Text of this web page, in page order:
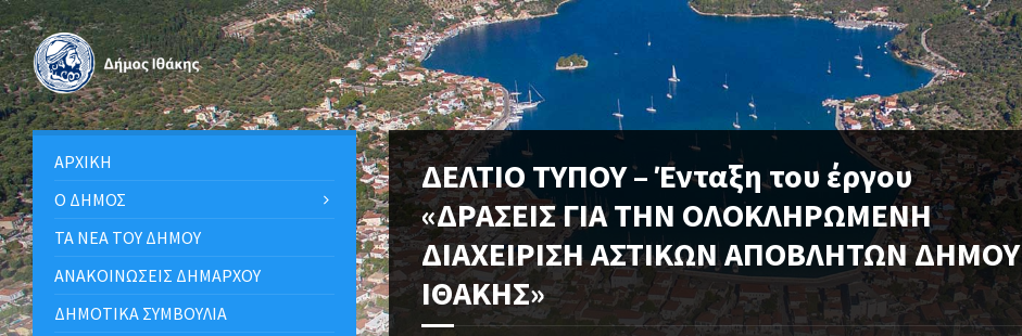
ΔΕΛΤΙΟ ΤΥΠΟΥ – Ένταξη του έργου
«ΔΡΑΣΕΙΣ ΓΙΑ ΤΗΝ ΟΛΟΚΛΗΡΩΜΕΝΗ
ΔΙΑΧΕΙΡΙΣΗ ΑΣΤΙΚΩΝ ΑΠΟΒΛΗΤΩΝ ΔΗΜΟΥ
ΙΘΑΚΗΣ»
ΑΡΧΙΚΉ
Ο ΔΉΜΟΣ
ΤΑ ΝΈΑ ΤΟΥ ΔΉΜΟΥ
ΑΝΑΚΟΙΝΩΣΕΙΣ ΔΗΜΑΡΧΟΥ
ΔΗΜΟΤΙΚΆ ΣΥΜΒΟΎΛΙΑ